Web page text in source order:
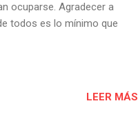
ocuparse. Agradecer a
todos es lo mínimo que
LEER MÁS